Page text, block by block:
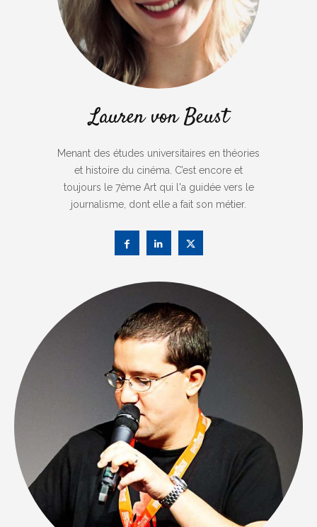
Lauren von Beust
Menant des études universitaires en théories
et histoire du cinéma. C’est encore et
toujours le 7ème Art qui l'a guidée vers le
journalisme, dont elle a fait son métier.